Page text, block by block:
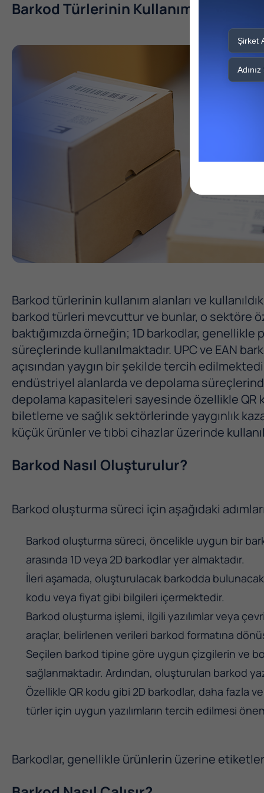
Barkod Türlerinin Kullanım Alanları
Barkod türlerinin kullanım alanları ve
barkod türleri mevcuttur ve bunlar, o sektöre
baktığımızda örneğin; 1D barkodlar,
süreçlerinde kullanılmaktadır. UPC ve EAN
açısından yaygın bir şekilde tercih
endüstriyel alanlarda ve depolama
depolama kapasiteleri sayesinde özellikle QR
biletleme ve sağlık sektörlerinde yaygınlık
küçük ürünler ve tıbbi cihazlar üzerinde
Barkod Nasıl Oluşturulur?
Barkod oluşturma süreci için aşağıdaki
Barkod oluşturma süreci, öncelikle uygun bir
arasında 1D veya 2D barkodlar yer almaktadır.
İleri aşamada, oluşturulacak barkodda
kodu veya fiyat gibi bilgileri içermektedir.
Barkod oluşturma işlemi, ilgili yazılımlar veya
araçlar, belirlenen verileri barkod formatına
Seçilen barkod tipine göre uygun çizgilerin ve
sağlanmaktadır. Ardından, oluşturulan barkod
Özellikle QR kodu gibi 2D barkodlar, daha fazla
türler için uygun yazılımların tercih edilmesi
Barkodlar, genellikle ürünlerin üzerine